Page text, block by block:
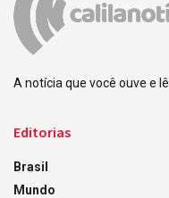
A notícia que você ouve e lê.
Editorias
Brasil
Mundo